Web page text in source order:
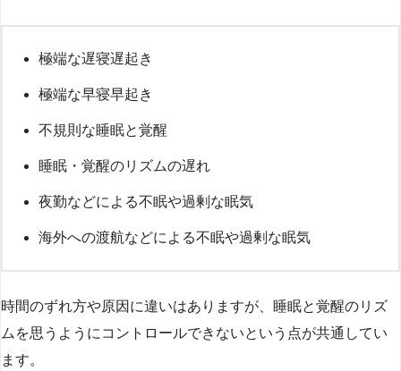
極端な遅寝遅起き
極端な早寝早起き
不規則な睡眠と覚醒
睡眠・覚醒のリズムの遅れ
夜勤などによる不眠や過剰な眠気
海外への渡航などによる不眠や過剰な眠気
時間のずれ方や原因に違いはありますが、睡眠と覚醒のリズ
ムを思うようにコントロールできないという点が共通してい
ます。